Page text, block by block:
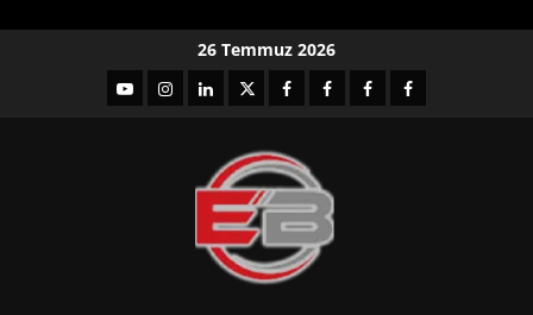
26 Temmuz 2026
YouTubeInstagram
LinkedIntwitterfacebook-Facebook-
Facebook-Facebook-